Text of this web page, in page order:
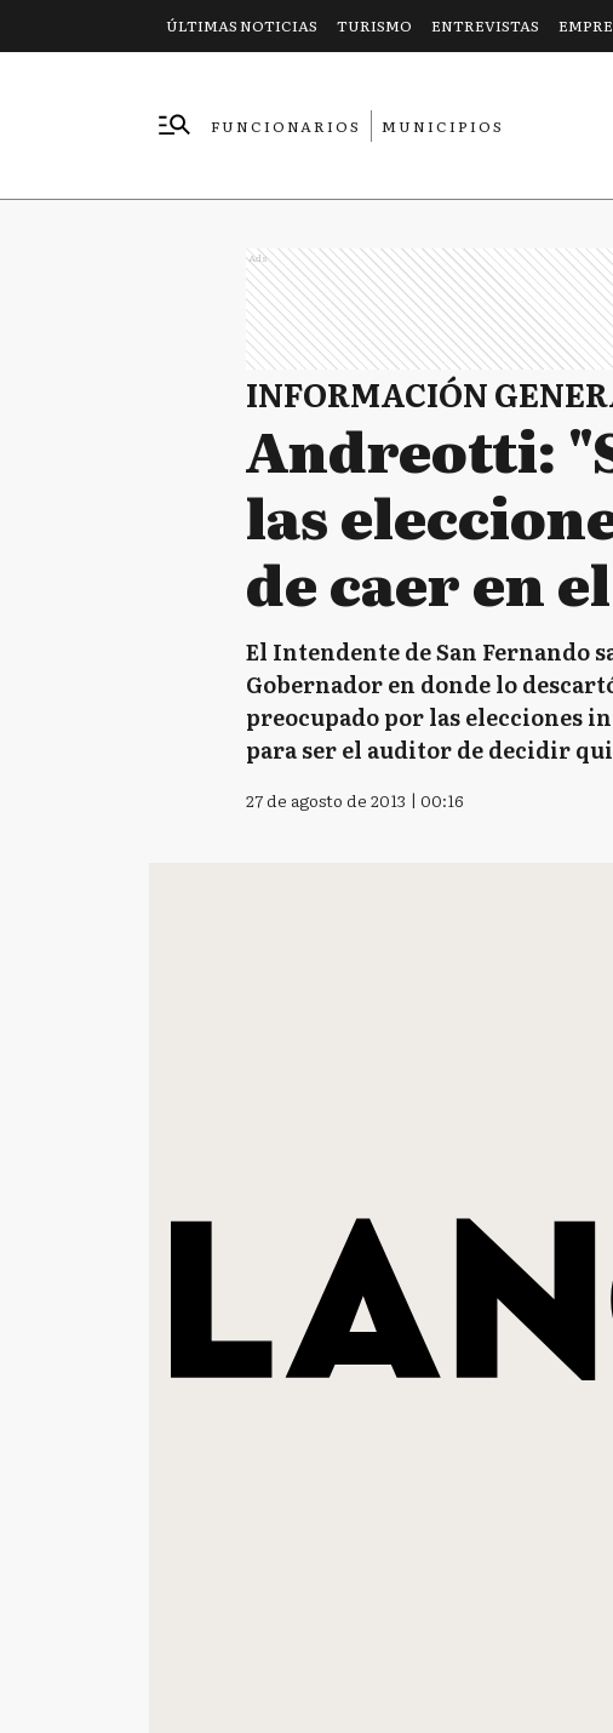
ÚLTIMAS NOTICIAS TURISMO ENTREVISTAS
FUNCIONARIOS
MUNICIPIOS
Ads
INFORMACIÓN
Andreotti:
las
de caer en
El Intendente de San Fernando
Gobernador en donde lo
preocupado por las elecciones
para ser el auditor de decidir
27 de agosto de 2013 | 00:16